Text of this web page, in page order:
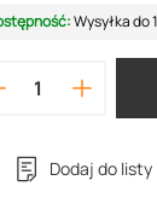
Wysyłka do
Dodaj do listy